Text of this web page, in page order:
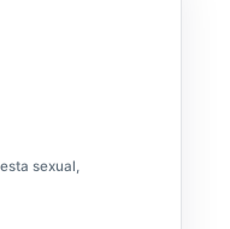
sexual,